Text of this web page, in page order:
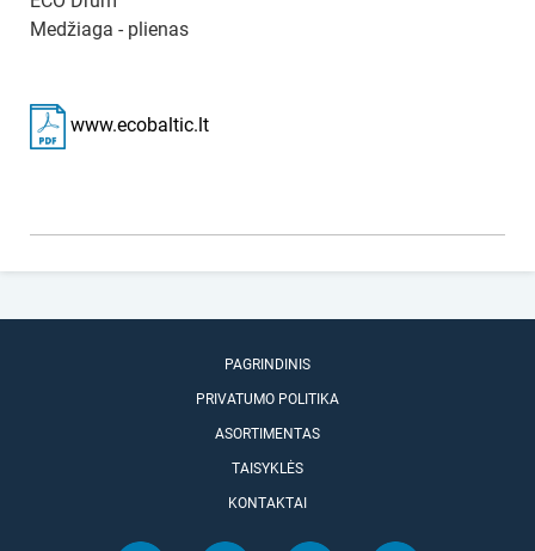
Medžiaga - plienas
www.ecobaltic.lt
PAGRINDINIS
PRIVATUMO POLITIKA
ASORTIMENTAS
TAISYKLĖS
KONTAKTAI